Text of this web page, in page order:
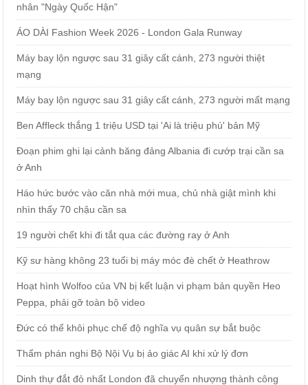
nhân "Ngày Quốc Hận"
ÁO DÀI Fashion Week 2026 - London Gala Runway
Máy bay lộn ngược sau 31 giây cất cánh, 273 người thiệt
mạng
Máy bay lộn ngược sau 31 giây cất cánh, 273 người mất mạng
Ben Affleck thắng 1 triệu USD tại 'Ai là triệu phú' bản Mỹ
Đoạn phim ghi lại cảnh băng đảng Albania đi cướp trại cần sa
ở Anh
Háo hức bước vào căn nhà mới mua, chủ nhà giật mình khi
nhìn thấy 70 chậu cần sa
19 người chết khi đi tắt qua các đường ray ở Anh
Kỹ sư hàng không 23 tuổi bị máy móc đè chết ở Heathrow
Hoạt hình Wolfoo của VN bị kết luận vi phạm bản quyền Heo
Peppa, phải gỡ toàn bộ video
Đức có thể khôi phục chế độ nghĩa vụ quân sự bắt buộc
Thẩm phán nghi Bộ Nội Vụ bị ảo giác AI khi xử lý đơn
Dinh thự đắt đỏ nhất London đã chuyển nhượng thành công